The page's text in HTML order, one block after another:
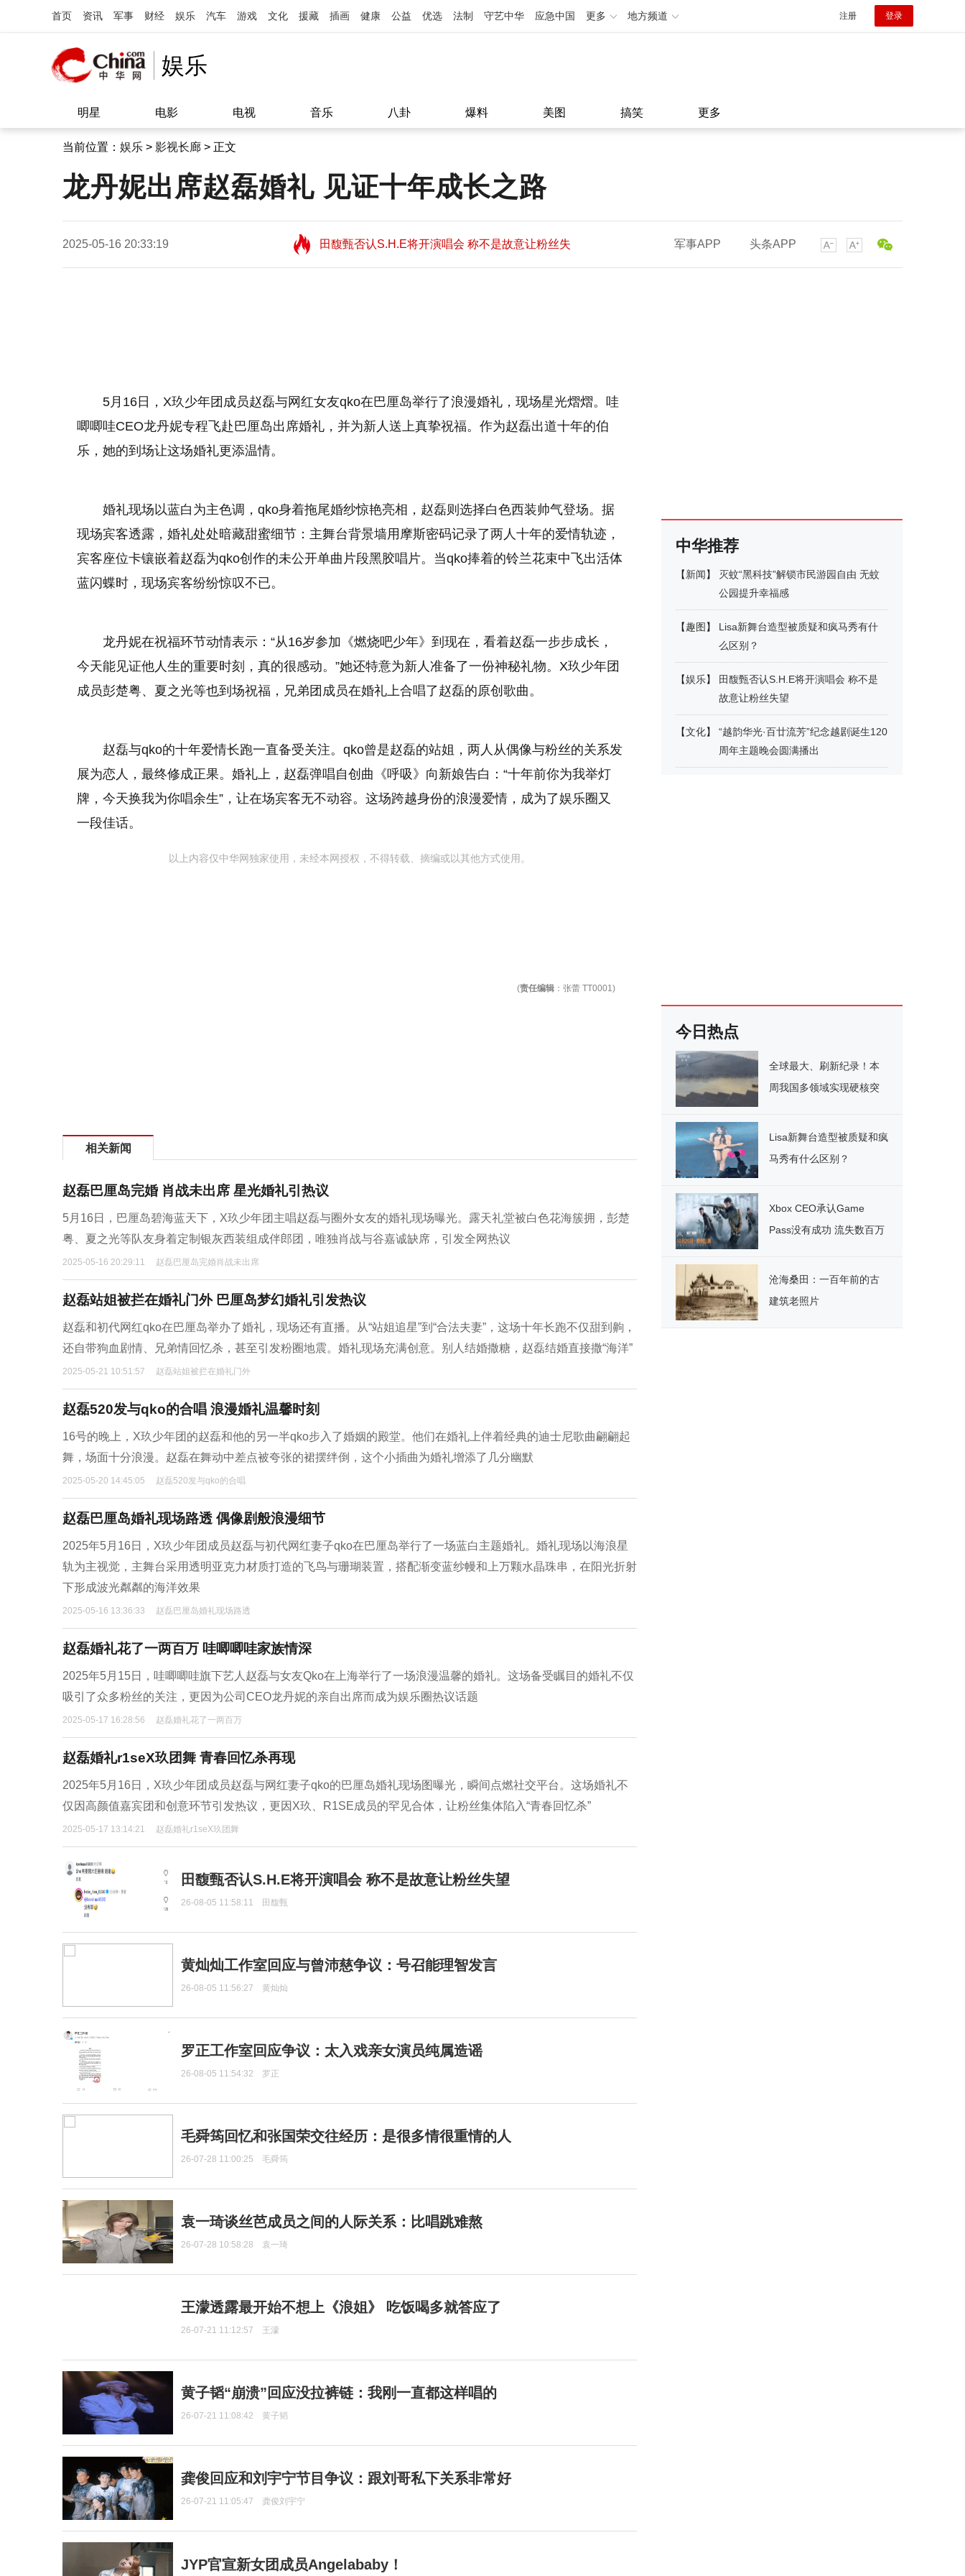
首页 资讯 军事 财经 娱乐 汽车 游戏 文化 援藏 插画 健康 公益 优选 法制 守艺中华 应急中国 更多 地方频道 注册 登录
娱乐
明星 电影 电视 音乐 八卦 爆料 美图 搞笑 更多
当前位置： 娱乐 > 影视长廊 > 正文
龙丹妮出席赵磊婚礼 见证十年成长之路
2025-05-16 20:33:19
田馥甄否认S.H.E将开演唱会 称不是故意让粉丝失
望11:08
田馥甄否认S.H.E将开演唱会 称不是故意让粉丝失
军事APP 头条APP
5月16日，X玖少年团成员赵磊与网红女友qko在巴厘岛举行了浪漫婚礼，现场星光熠熠。哇
唧唧哇CEO龙丹妮专程飞赴巴厘岛出席婚礼，并为新人送上真挚祝福。作为赵磊出道十年的伯
乐，她的到场让这场婚礼更添温情。
婚礼现场以蓝白为主色调，qko身着拖尾婚纱惊艳亮相，赵磊则选择白色西装帅气登场。据
现场宾客透露，婚礼处处暗藏甜蜜细节：主舞台背景墙用摩斯密码记录了两人十年的爱情轨迹，
宾客座位卡镶嵌着赵磊为qko创作的未公开单曲片段黑胶唱片。当qko捧着的铃兰花束中飞出活体
蓝闪蝶时，现场宾客纷纷惊叹不已。
龙丹妮在祝福环节动情表示：“从16岁参加《燃烧吧少年》到现在，看着赵磊一步步成长，
今天能见证他人生的重要时刻，真的很感动。”她还特意为新人准备了一份神秘礼物。X玖少年团
成员彭楚粤、夏之光等也到场祝福，兄弟团成员在婚礼上合唱了赵磊的原创歌曲。
赵磊与qko的十年爱情长跑一直备受关注。qko曾是赵磊的站姐，两人从偶像与粉丝的关系发
展为恋人，最终修成正果。婚礼上，赵磊弹唱自创曲《呼吸》向新娘告白：“十年前你为我举灯
牌，今天换我为你唱余生”，让在场宾客无不动容。这场跨越身份的浪漫爱情，成为了娱乐圈又
一段佳话。
以上内容仅中华网独家使用，未经本网授权，不得转载、摘编或以其他方式使用。
(责任编辑 ：张蕾 TT0001)
相关新闻
赵磊巴厘岛完婚 肖战未出席 星光婚礼引热议
5月16日，巴厘岛碧海蓝天下，X玖少年团主唱赵磊与圈外女友的婚礼现场曝光。露天礼堂被白色花海簇拥，彭楚
粤、夏之光等队友身着定制银灰西装组成伴郎团，唯独肖战与谷嘉诚缺席，引发全网热议
2025-05-16 20:29:11 赵磊巴厘岛完婚肖战未出席
赵磊站姐被拦在婚礼门外 巴厘岛梦幻婚礼引发热议
赵磊和初代网红qko在巴厘岛举办了婚礼，现场还有直播。从“站姐追星”到“合法夫妻”，这场十年长跑不仅甜到齁，
还自带狗血剧情、兄弟情回忆杀，甚至引发粉圈地震。婚礼现场充满创意。别人结婚撒糖，赵磊结婚直接撒“海洋”
2025-05-21 10:51:57 赵磊站姐被拦在婚礼门外
赵磊520发与qko的合唱 浪漫婚礼温馨时刻
16号的晚上，X玖少年团的赵磊和他的另一半qko步入了婚姻的殿堂。他们在婚礼上伴着经典的迪士尼歌曲翩翩起
舞，场面十分浪漫。赵磊在舞动中差点被夸张的裙摆绊倒，这个小插曲为婚礼增添了几分幽默
2025-05-20 14:45:05 赵磊520发与qko的合唱
赵磊巴厘岛婚礼现场路透 偶像剧般浪漫细节
2025年5月16日，X玖少年团成员赵磊与初代网红妻子qko在巴厘岛举行了一场蓝白主题婚礼。婚礼现场以海浪星
轨为主视觉，主舞台采用透明亚克力材质打造的飞鸟与珊瑚装置，搭配渐变蓝纱幔和上万颗水晶珠串，在阳光折射
下形成波光粼粼的海洋效果
2025-05-16 13:36:33 赵磊巴厘岛婚礼现场路透
赵磊婚礼花了一两百万 哇唧唧哇家族情深
2025年5月15日，哇唧唧哇旗下艺人赵磊与女友Qko在上海举行了一场浪漫温馨的婚礼。这场备受瞩目的婚礼不仅
吸引了众多粉丝的关注，更因为公司CEO龙丹妮的亲自出席而成为娱乐圈热议话题
2025-05-17 16:28:56 赵磊婚礼花了一两百万
赵磊婚礼r1seX玖团舞 青春回忆杀再现
2025年5月16日，X玖少年团成员赵磊与网红妻子qko的巴厘岛婚礼现场图曝光，瞬间点燃社交平台。这场婚礼不
仅因高颜值嘉宾团和创意环节引发热议，更因X玖、R1SE成员的罕见合体，让粉丝集体陷入“青春回忆杀”
2025-05-17 13:14:21 赵磊婚礼r1seX玖团舞
田馥甄否认S.H.E将开演唱会 称不是故意让粉丝失望
26-08-05 11:58:11 田馥甄
黄灿灿工作室回应与曾沛慈争议：号召能理智发言
26-08-05 11:56:27 黄灿灿
罗正工作室回应争议：太入戏亲女演员纯属造谣
26-08-05 11:54:32 罗正
毛舜筠回忆和张国荣交往经历：是很多情很重情的人
26-07-28 11:00:25 毛舜筠
袁一琦谈丝芭成员之间的人际关系：比唱跳难熬
26-07-28 10:58:28 袁一琦
王濛透露最开始不想上《浪姐》 吃饭喝多就答应了
26-07-21 11:12:57 王濛
黄子韬“崩溃”回应没拉裤链：我刚一直都这样唱的
26-07-21 11:08:42 黄子韬
龚俊回应和刘宇宁节目争议：跟刘哥私下关系非常好
26-07-21 11:05:47 龚俊刘宇宁
JYP官宣新女团成员Angelababy！
中华推荐
【新闻】
灭蚊“黑科技”解锁市民游园自由 无蚊
公园提升幸福感
【趣图 】
Lisa新舞台造型被质疑和疯马秀有什
么区别？
【娱乐】
田馥甄否认S.H.E将开演唱会 称不是
故意让粉丝失望
【文化】
“越韵华光·百廿流芳”纪念越剧诞生120
周年主题晚会圆满播出
今日热点
全球最大、刷新纪录！本
周我国多领域实现硬核突
Lisa新舞台造型被质疑和疯
马秀有什么区别？
Xbox CEO承认Game
Pass没有成功 流失数百万
沧海桑田：一百年前的古
建筑老照片